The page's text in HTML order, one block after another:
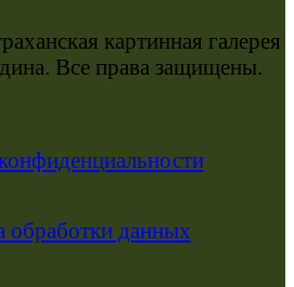
картинная галерея
Все права защищены.
обработки данных